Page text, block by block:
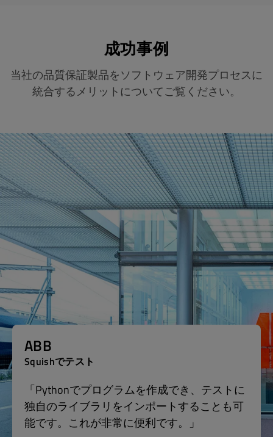
成功事例
当社の品質保証製品をソフトウェア開発プロセスに
統合するメリットについてご覧ください。
ABB
Squishでテスト
「Pythonでプログラムを作成でき、テストに
独自のライブラリをインポートすることも可
能です。これが非常に便利です。」